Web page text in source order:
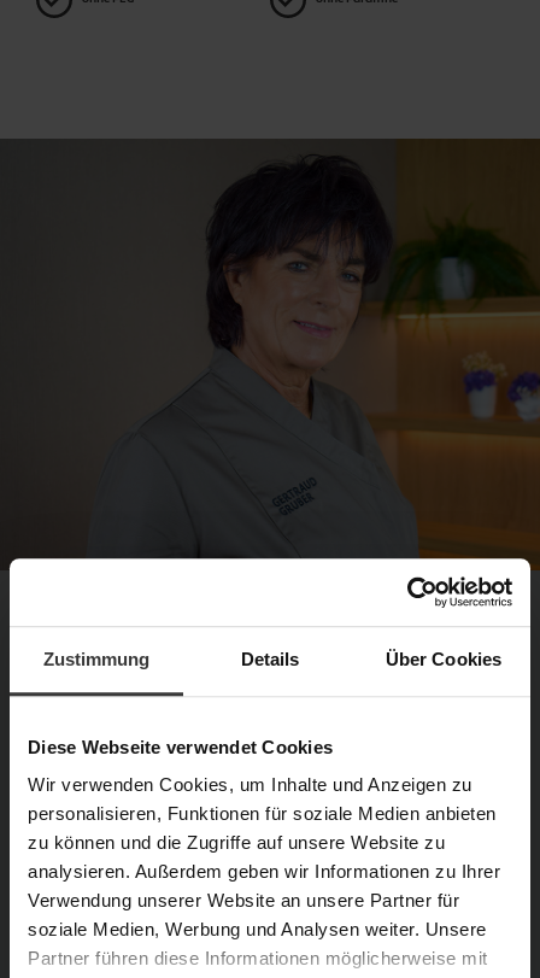
Zustimmung Details Über Cookies
Diese Webseite verwendet Cookies
Wir verwenden Cookies, um Inhalte und Anzeigen zu
personalisieren, Funktionen für soziale Medien anbieten
zu können und die Zugriffe auf unsere Website zu
analysieren. Außerdem geben wir Informationen zu Ihrer
Verwendung unserer Website an unsere Partner für
soziale Medien, Werbung und Analysen weiter. Unsere
Partner führen diese Informationen möglicherweise mit
Unser Experten-Tipp
„Für mich ist dieses Serum die beste
bewahren. Es schützt die Zellen, pflegt
optimal und unterstützt die Haut
dabei, ihre Ausstrahlung lange zu
erhalten.“
KOSMETIKPARTNER FINDEN